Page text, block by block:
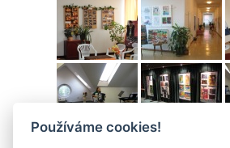
Používáme cookies!